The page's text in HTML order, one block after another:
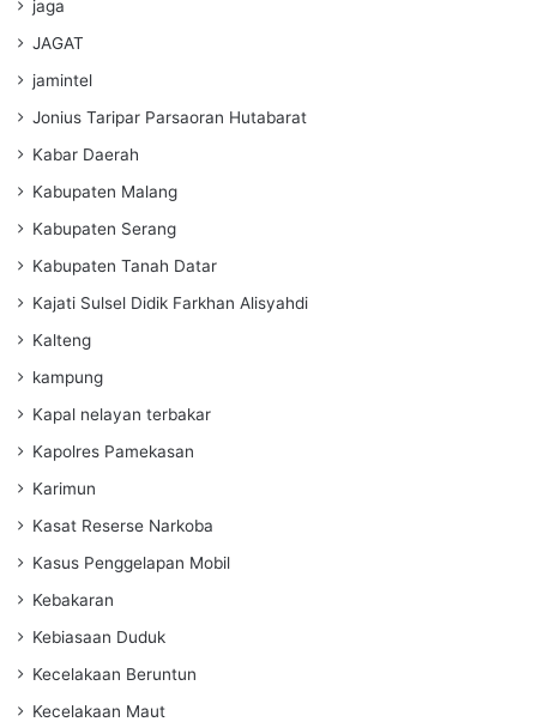
jaga
JAGAT
jamintel
Jonius Taripar Parsaoran Hutabarat
Kabar Daerah
Kabupaten Malang
Kabupaten Serang
Kabupaten Tanah Datar
Kajati Sulsel Didik Farkhan Alisyahdi
Kalteng
kampung
Kapal nelayan terbakar
Kapolres Pamekasan
Karimun
Kasat Reserse Narkoba
Kasus Penggelapan Mobil
Kebakaran
Kebiasaan Duduk
Kecelakaan Beruntun
Kecelakaan Maut